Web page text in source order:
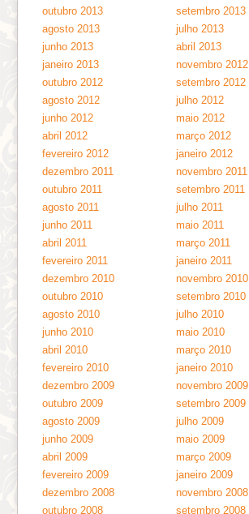
outubro 2013
setembro 2013
agosto 2013
julho 2013
junho 2013
abril 2013
janeiro 2013
novembro 2012
outubro 2012
setembro 2012
agosto 2012
julho 2012
junho 2012
maio 2012
abril 2012
março 2012
fevereiro 2012
janeiro 2012
dezembro 2011
novembro 2011
outubro 2011
setembro 2011
agosto 2011
julho 2011
junho 2011
maio 2011
abril 2011
março 2011
fevereiro 2011
janeiro 2011
dezembro 2010
novembro 2010
outubro 2010
setembro 2010
agosto 2010
julho 2010
junho 2010
maio 2010
abril 2010
março 2010
fevereiro 2010
janeiro 2010
dezembro 2009
novembro 2009
outubro 2009
setembro 2009
agosto 2009
julho 2009
junho 2009
maio 2009
abril 2009
março 2009
fevereiro 2009
janeiro 2009
dezembro 2008
novembro 2008
outubro 2008
setembro 2008